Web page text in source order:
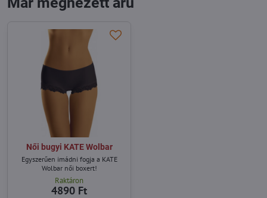
Női bugyi KATE Wolbar
Egyszerűen imádni fogja a KATE
Wolbar női boxert!
Raktáron
4890 Ft